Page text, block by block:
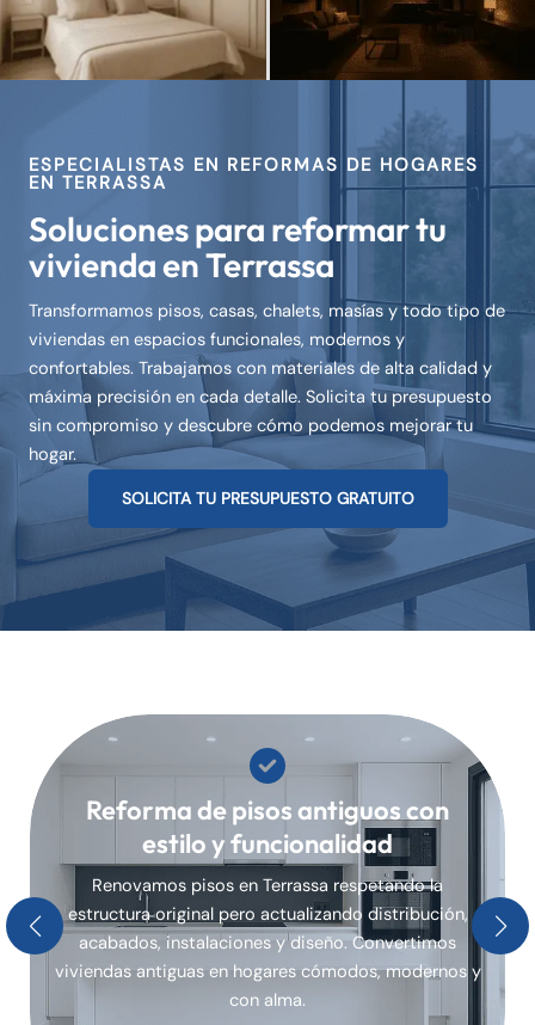
siempre soñaste. Calidad, confianza y
resultados impecables, sin preocupaciones.
siempre soñaste. Calidad, confianza y
resultados impecables, sin preocupaciones.
ESPECIALISTAS EN REFORMAS DE HOGARES
EN TERRASSA
Soluciones para reformar tu
vivienda en Terrassa
Transformamos pisos, casas, chalets, masías y todo tipo de
viviendas en espacios funcionales, modernos y
confortables. Trabajamos con materiales de alta calidad y
máxima precisión en cada detalle. Solicita tu presupuesto
sin compromiso y descubre cómo podemos mejorar tu
hogar.
SOLICITA TU PRESUPUESTO GRATUITO
Reforma de pisos antiguos con
estilo y funcionalidad
Renovamos pisos en Terrassa respetando la
estructura original pero actualizando distribución,
acabados, instalaciones y diseño. Convertimos
viviendas antiguas en hogares cómodos, modernos y
con alma.